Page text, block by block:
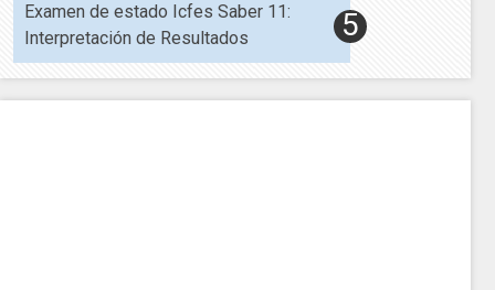
Examen de estado Icfes Saber 11:
Interpretación de Resultados